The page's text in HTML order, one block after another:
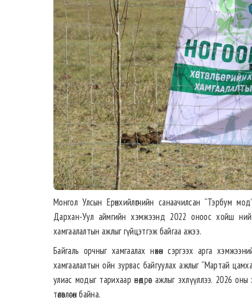
Монгол Улсын Ерөнхийлөгчийн санаачилсан “Тэрбум
Дархан-Уул аймгийн хэмжээнд 2022 оноос хойш
хамгаалалтын ажлыг гүйцэтгэж байгаа ажээ.
Байгаль орчныг хамгаалах нөхөн сэргээх арга
хамгаалалтын ойн зурвас байгуулах ажлыг “Мартай
улиас модыг тарихаар өнөөдрөөс ажлыг эхлүүллээ.
төлөвлөсөн байна.